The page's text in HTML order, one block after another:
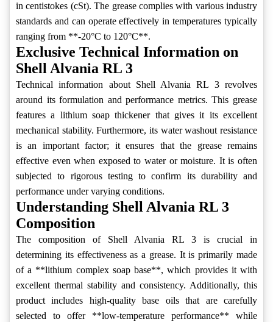
in centistokes (cSt). The grease complies with various industry
standards and can operate effectively in temperatures typically
ranging from **-20°C to 120°C**.
Exclusive Technical Information on
Shell Alvania RL 3
Technical information about Shell Alvania RL 3 revolves
around its formulation and performance metrics. This grease
features a lithium soap thickener that gives it its excellent
mechanical stability. Furthermore, its water washout resistance
is an important factor; it ensures that the grease remains
effective even when exposed to water or moisture. It is often
subjected to rigorous testing to confirm its durability and
performance under varying conditions.
Understanding Shell Alvania RL 3
Composition
The composition of Shell Alvania RL 3 is crucial in
determining its effectiveness as a grease. It is primarily made
of a **lithium complex soap base**, which provides it with
excellent thermal stability and consistency. Additionally, this
product includes high-quality base oils that are carefully
selected to offer **low-temperature performance** while